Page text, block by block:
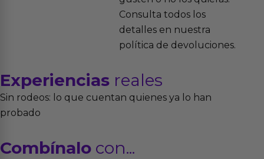
Consulta todos los
detalles en nuestra
política de devoluciones.
Experiencias reales
Sin rodeos: lo que cuentan quienes ya lo han
probado
Combínalo con...